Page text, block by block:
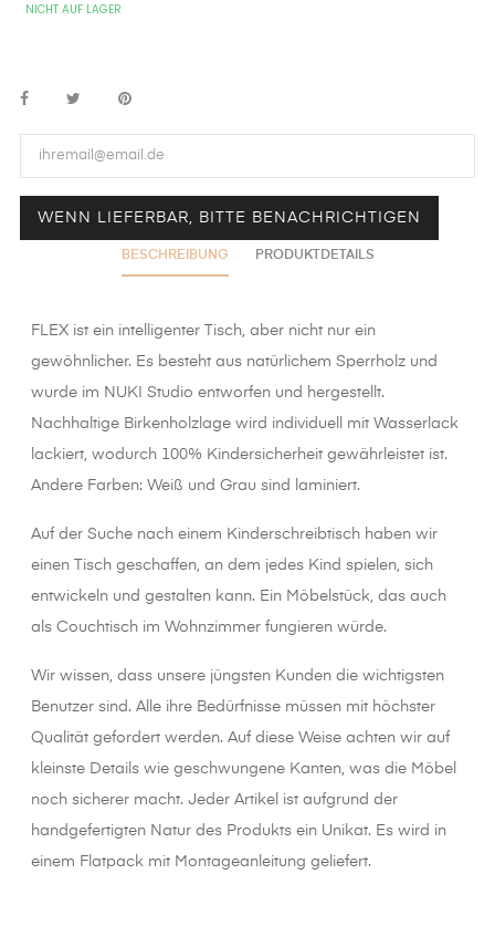
NICHT AUF LAGER
WENN LIEFERBAR, BITTE BENACHRICHTIGEN
BESCHREIBUNG PRODUKTDETAILS
FLEX ist ein intelligenter Tisch, aber nicht nur ein
gewöhnlicher. Es besteht aus natürlichem Sperrholz und
wurde im NUKI Studio entworfen und hergestellt.
Nachhaltige Birkenholzlage wird individuell mit Wasserlack
lackiert, wodurch 100% Kindersicherheit gewährleistet ist.
Andere Farben: Weiß und Grau sind laminiert.
Auf der Suche nach einem Kinderschreibtisch haben wir
einen Tisch geschaffen, an dem jedes Kind spielen, sich
entwickeln und gestalten kann. Ein Möbelstück, das auch
als Couchtisch im Wohnzimmer fungieren würde.
Wir wissen, dass unsere jüngsten Kunden die wichtigsten
Benutzer sind. Alle ihre Bedürfnisse müssen mit höchster
Qualität gefordert werden. Auf diese Weise achten wir auf
kleinste Details wie geschwungene Kanten, was die Möbel
noch sicherer macht. Jeder Artikel ist aufgrund der
handgefertigten Natur des Produkts ein Unikat. Es wird in
einem Flatpack mit Montageanleitung geliefert.